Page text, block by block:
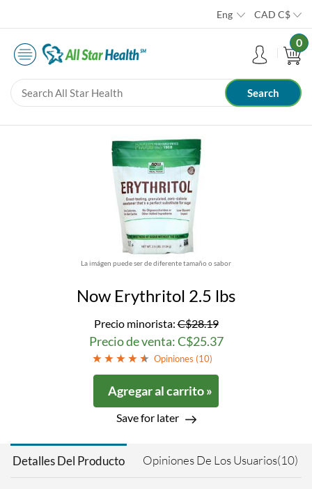
Eng CAD C$
0
La imágen puede ser de diferente tamaño o sabor
Now Erythritol 2.5 lbs
Precio minorista:C$28.19
Precio de venta: C$25.37
Opiniones (10)
Agregar al carrito »
Save for later
Detalles Del Producto Opiniones De Los Usuarios(10)